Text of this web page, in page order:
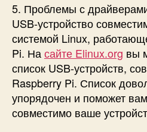
5. Проблемы с
USB-устройство
системой Linux,
Pi. Насайте Elinux.org вы
список USB-устройств,
Raspberry Pi. Список
упорядочен и поможет
совместимо ваше